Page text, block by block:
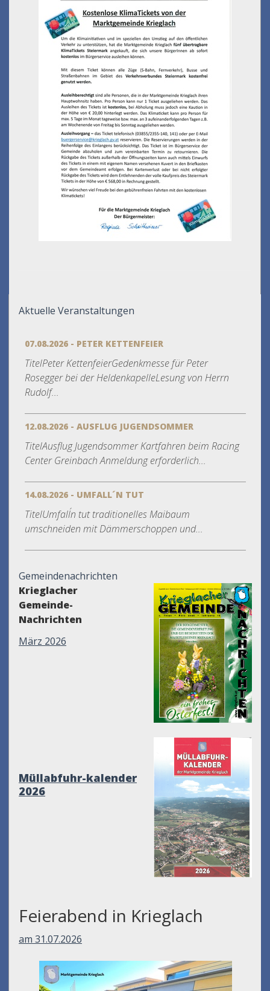
Aktuelle Veranstaltungen
07.08.2026 - PETER KETTENFEIER
TitelPeter KettenfeierGedenkmesse für Peter
Rosegger bei der HeldenkapelleLesung von Herrn
Rudolf...
12.08.2026 - AUSFLUG JUGENDSOMMER
TitelAusflug Jugendsommer Kartfahren beim Racing
Center Greinbach Anmeldung erforderlich...
14.08.2026 - UMFALL´N TUT
TitelUmfall´n tut traditionelles Maibaum
umschneiden mit Dämmerschoppen und...
Gemeindenachrichten
Krieglacher
Gemeinde-
Nachrichten
März 2026
Müllabfuhr-kalender
2026
Feierabend in Krieglach
am 31.07.2026